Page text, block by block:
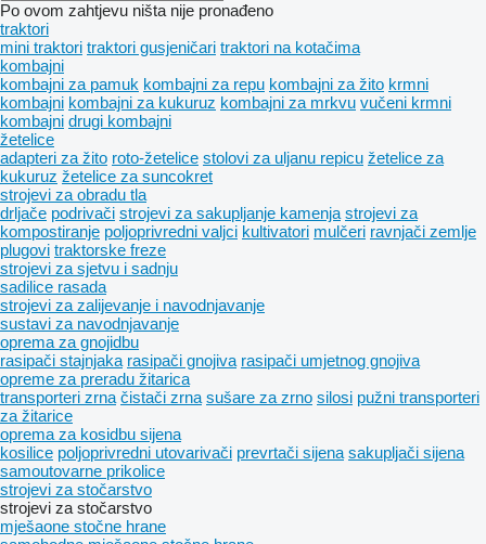
Po ovom zahtjevu ništa nije pronađeno
traktori
mini traktori traktori gusjeničari traktori na kotačima
kombajni
kombajni za pamuk kombajni za repu kombajni za žito krmni
kombajni kombajni za kukuruz kombajni za mrkvu vučeni krmni
kombajni drugi kombajni
žetelice
adapteri za žito roto-žetelice stolovi za uljanu repicu žetelice za
kukuruz žetelice za suncokret
strojevi za obradu tla
drljače podrivači strojevi za sakupljanje kamenja strojevi za
kompostiranje poljoprivredni valjci kultivatori mulčeri ravnjači zemlje
plugovi traktorske freze
strojevi za sjetvu i sadnju
sadilice rasada
strojevi za zaliјеvanje i navodnjavanje
sustavi za navodnjavanje
oprema za gnojidbu
rasipači stajnjaka rasipači gnojiva rasipači umjetnog gnojiva
opreme za preradu žitarica
transporteri zrna čistači zrna sušare za zrno silosi pužni transporteri
za žitarice
oprema za kosidbu sijena
kosilice poljoprivredni utovarivači prevrtači sijena sakupljači sijena
samoutovarne prikolice
strojevi za stočarstvo
strojevi za stočarstvo
mješaone stočne hrane